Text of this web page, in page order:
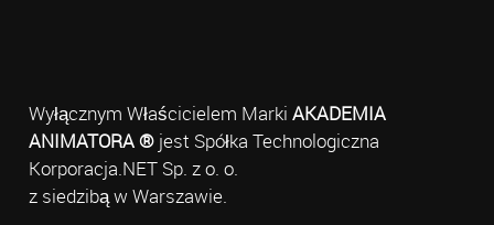
Wyłącznym Właścicielem Marki AKADEMIA
ANIMATORA ®jest Spółka Technologiczna
Korporacja.NET Sp. z o. o.
z siedzibą w Warszawie.